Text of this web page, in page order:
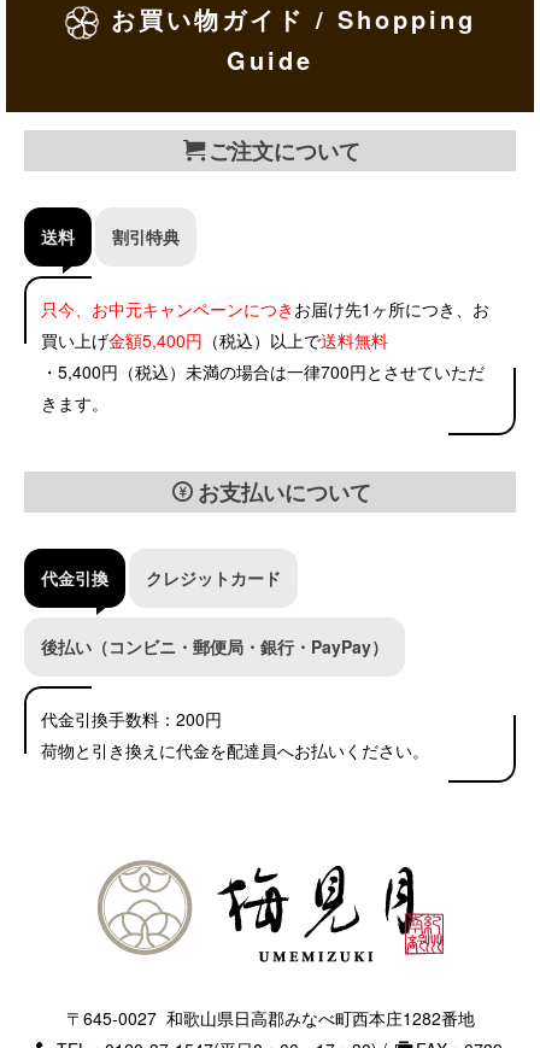
お買い物ガイド / Shopping
Guide
ご注文について
送料 割引特典
只今、お中元キャンペーンにつき お届け先1ヶ所につき、お
買い上げ金額5,400円 （税込）以上で送料無料
・5,400円（税込）未満の場合は一律700円とさせていただ
きます。
お支払いについて
代金引換 クレジットカード
後払い（コンビニ・郵便局・銀行・PayPay）
代金引換手数料：200円
荷物と引き換えに代金を配達員へお払いください。
〒645-0027 和歌山県日高郡みなべ町西本庄1282番地